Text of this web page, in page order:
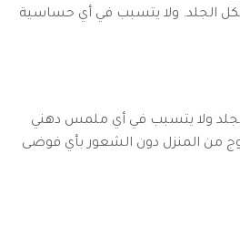
الجلد. ولا يتسبب في أي حساسية
ولا يتسبب في أي ملمس دهني
من المنزل دون الشعور بأي فوضى